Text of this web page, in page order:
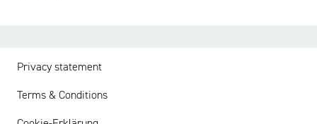
Privacy statement
Terms & Conditions